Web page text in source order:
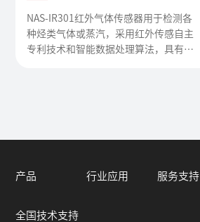
环境长期使用。
NAS-IR301红外气体传感器用于检测各
种烃类气体或蒸汽，采用红外传感自主
专利技术和智能数据处理算法，具有稳
产品 行业应用 服务支持
全国技术支持